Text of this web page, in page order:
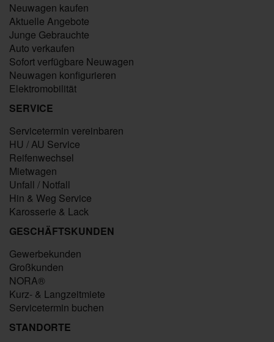
Neuwagen kaufen
Aktuelle Angebote
Junge Gebrauchte
Auto verkaufen
Sofort verfügbare Neuwagen
Neuwagen konfigurieren
Elektromobilität
SERVICE
Servicetermin vereinbaren
HU / AU Service
Reifenwechsel
Mietwagen
Unfall / Notfall
Hin & Weg Service
Karosserie & Lack
GESCHÄFTSKUNDEN
Gewerbekunden
Großkunden
NORA®
Kurz- & Langzeitmiete
Servicetermin buchen
STANDORTE